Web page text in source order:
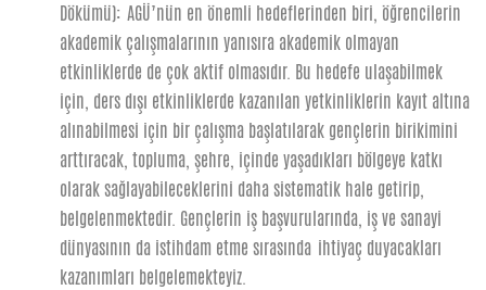
Dökümü): AGÜ’nün en önemli hedeflerinden biri, öğrencilerin
akademik çalışmalarının yanısıra akademik olmayan
etkinliklerde de çok aktif olmasıdır. Bu hedefe ulaşabilmek
için, ders dışı etkinliklerde kazanılan yetkinliklerin kayıt altına
alınabilmesi için bir çalışma başlatılarak gençlerin birikimini
arttıracak, topluma, şehre, içinde yaşadıkları bölgeye katkı
olarak sağlayabileceklerini daha sistematik hale getirip,
belgelenmektedir. Gençlerin iş başvurularında, iş ve sanayi
dünyasının da istihdam etme sırasında ihtiyaç duyacakları
kazanımları belgelemekteyiz.